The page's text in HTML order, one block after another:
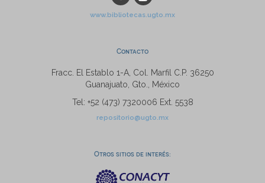
www.bibliotecas.ugto.mx
Contacto
Fracc. El Establo 1-A, Col. Marfil C.P. 36250
Guanajuato, Gto., México
Tel: +52 (473) 7320006 Ext. 5538
repositorio@ugto.mx
Otros sitios de interés: